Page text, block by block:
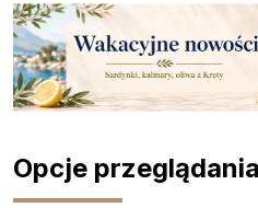
Opcje przeglądania